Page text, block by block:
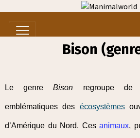
Bison
Le genreBison regroupe de
emblématiques des écosystèmes
d’Amérique du Nord. Cesanimaux,